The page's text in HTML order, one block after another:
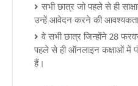
सभी छात्र जो पहले से ही
उन्हें आवेदन करने की आवश्यकता
वे सभी छात्र जिन्होंने 28
पहले से ही ऑनलाइन कक्षाओं में
हैं।